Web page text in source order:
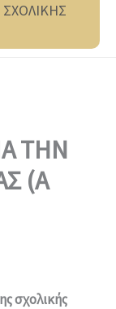
ΤΗΝ
(Α
σχολικής